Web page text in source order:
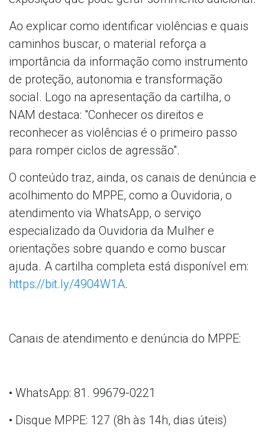
Ao explicar como identificar violências e quais
caminhos buscar, o material reforça a
importância da informação como instrumento
de proteção, autonomia e transformação
social. Logo na apresentação da cartilha, o
NAM destaca: "Conhecer os direitos e
reconhecer as violências é o primeiro passo
para romper ciclos de agressão".
O conteúdo traz, ainda, os canais de denúncia e
acolhimento do MPPE, como a Ouvidoria, o
atendimento via WhatsApp, o serviço
especializado da Ouvidoria da Mulher e
orientações sobre quando e como buscar
ajuda. A cartilha completa está disponível em:
https://bit.ly/4904W1A.
Canais de atendimento e denúncia do MPPE:
• WhatsApp: 81. 99679-0221
• Disque MPPE: 127 (8h às 14h, dias úteis)